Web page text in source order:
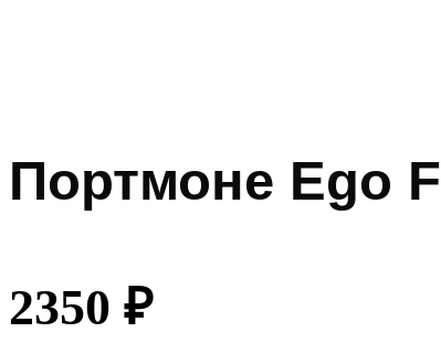
Портмоне Ego
2350 ₽